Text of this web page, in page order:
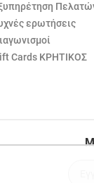
ερωτήσεις
Cards ΚΡΗΤΙΚΟΣ